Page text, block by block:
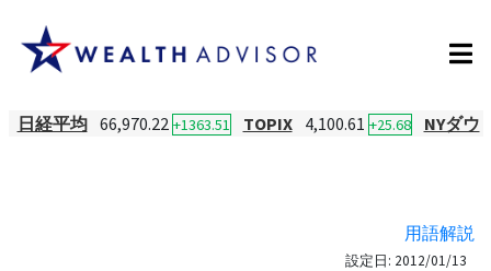
日経平均 66,970.22 +1363.51 TOPIX 4,100.61 +25.68 NYダウ
用語解説
設定日: 2012/01/13